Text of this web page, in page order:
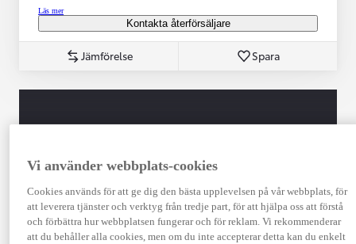
Läs mer
Kontakta återförsäljare
Jämförelse Spara
TOYOTA APPROVED
USED
Garanti upp till 10 år eller 20 000 mil – i
Vi använder webbplats-cookies
Cookies används för att ge dig den bästa upplevelsen på vår webbplats, för
att leverera tjänster och verktyg från tredje part, för att hjälpa oss att förstå
och förbättra hur webbplatsen fungerar och för reklam. Vi rekommenderar
att du behåller alla cookies, men om du inte accepterar detta kan du enkelt